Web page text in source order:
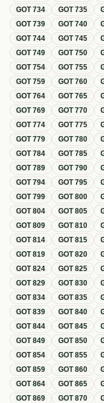
GOT734 GOT735
GOT739 GOT740
GOT744 GOT745
GOT749 GOT750
GOT754 GOT755
GOT759 GOT760
GOT764 GOT765
GOT769 GOT770
GOT774 GOT775
GOT779 GOT780
GOT784 GOT785
GOT789 GOT790
GOT794 GOT795
GOT799 GOT800
GOT804 GOT805
GOT809 GOT810
GOT814 GOT815
GOT819 GOT820
GOT824 GOT825
GOT829 GOT830
GOT834 GOT835
GOT839 GOT840
GOT844 GOT845
GOT849 GOT850
GOT854 GOT855
GOT859 GOT860
GOT864 GOT865
GOT869 GOT870